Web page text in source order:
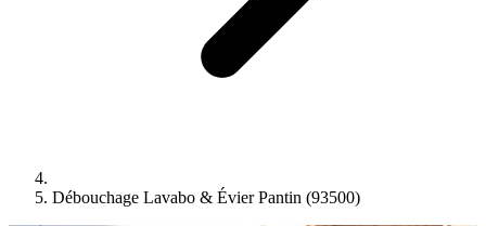
Débouchage Lavabo & Évier Pantin (93500)